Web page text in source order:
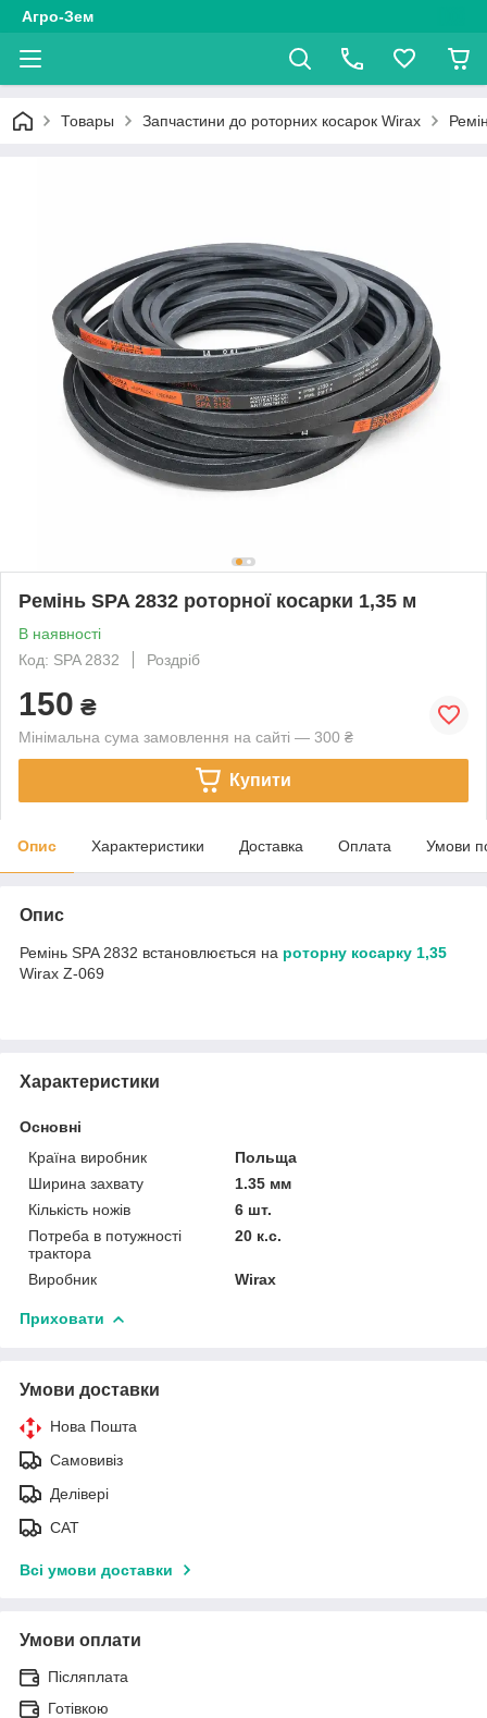
Агро-Зем
Товары Запчастини до роторних косарок Wirax
Ремінь SPA 2832 роторної косарки 1,35 м
В наявності
Код: SPA 2832
Роздріб
150 ₴
Мінімальна сума замовлення на сайті — 300 ₴
Купити
Опис Характеристики Доставка Оплата Умови
Опис
Ремінь SPA 2832 встановлюється на роторну косарку 1,35
Wirax Z-069
Характеристики
Основні
Країна виробник
Польща
Ширина захвату
1.35 мм
Кількість ножів
6 шт.
Потреба в потужності
трактора
20 к.с.
Виробник Wirax
Приховати
Умови доставки
Нова Пошта
Самовивіз
Делівері
САТ
Всі умови доставки
Умови оплати
Післяплата
Готівкою